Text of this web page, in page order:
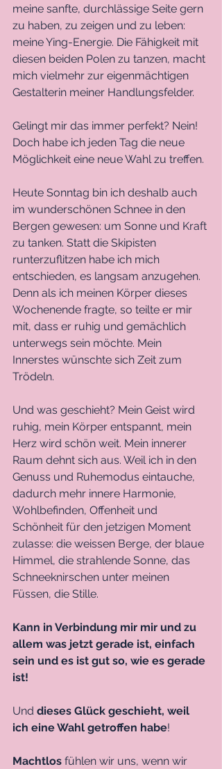
meine sanfte, durchlässige Seite gern
zu haben, zu zeigen und zu leben:
meine Ying-Energie. Die Fähigkeit mit
diesen beiden Polen zu tanzen, macht
mich vielmehr zur eigenmächtigen
Gestalterin meiner Handlungsfelder.
Gelingt mir das immer perfekt? Nein!
Doch habe ich jeden Tag die neue
Möglichkeit eine neue Wahl zu treffen.
Heute Sonntag bin ich deshalb auch
im wunderschönen Schnee in den
Bergen gewesen: um Sonne und Kraft
zu tanken. Statt die Skipisten
runterzuflitzen habe ich mich
entschieden, es langsam anzugehen.
Denn als ich meinen Körper dieses
Wochenende fragte, so teilte er mir
mit, dass er ruhig und gemächlich
unterwegs sein möchte. Mein
Innerstes wünschte sich Zeit zum
Trödeln.
Und was geschieht? Mein Geist wird
ruhig, mein Körper entspannt, mein
Herz wird schön weit. Mein innerer
Raum dehnt sich aus. Weil ich in den
Genuss und Ruhemodus eintauche,
dadurch mehr innere Harmonie,
Wohlbefinden, Offenheit und
Schönheit für den jetzigen Moment
zulasse: die weissen Berge, der blaue
Himmel, die strahlende Sonne, das
Schneeknirschen unter meinen
Füssen, die Stille.
Kann in Verbindung mir mir und zu
allem was jetzt gerade ist, einfach
sein und es ist gut so, wie es gerade
ist!
Und dieses Glück geschieht, weil
ich eine Wahl getroffen habe!
Machtlos fühlen wir uns, wenn wir